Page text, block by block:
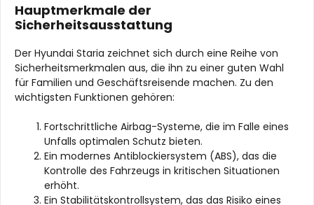
Hauptmerkmale der
Sicherheitsausstattung
Der Hyundai Staria zeichnet sich durch eine Reihe von
Sicherheitsmerkmalen aus, die ihn zu einer guten Wahl
für Familien und Geschäftsreisende machen. Zu den
wichtigsten Funktionen gehören:
Fortschrittliche Airbag-Systeme, die im Falle eines
Unfalls optimalen Schutz bieten.
Ein modernes Antiblockiersystem (ABS), das die
Kontrolle des Fahrzeugs in kritischen Situationen
erhöht.
Ein Stabilitätskontrollsystem, das das Risiko eines